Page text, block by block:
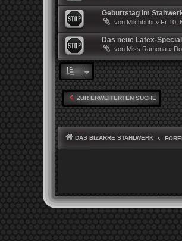
Geburtstag im
von Milchbubi » Fr 10.
Das neue Latex-
von Miss Ramona »
ZUR ERWEITERTEN SUCHE
DAS BIZARRE STAHLWERK